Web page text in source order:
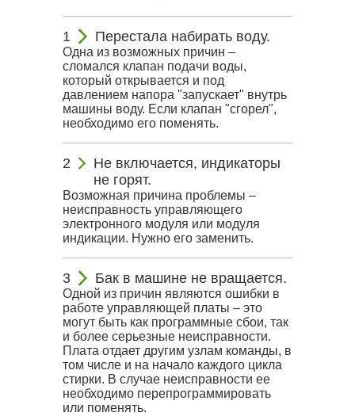
Перестала набирать воду.
Одна из возможных причин –
сломался клапан подачи воды,
который открывается и под
давлением напора "запускает" внутрь
машины воду. Если клапан "сгорел",
необходимо его поменять.
Не включается, индикаторы
не горят.
Возможная причина проблемы –
неисправность управляющего
электронного модуля или модуля
индикации. Нужно его заменить.
Бак в машине не вращается.
Одной из причин являются ошибки в
работе управляющей платы – это
могут быть как программные сбои, так
и более серьезные неисправности.
Плата отдает другим узлам команды, в
том числе и на начало каждого цикла
стирки. В случае неисправности ее
необходимо перепрограммировать
или поменять.